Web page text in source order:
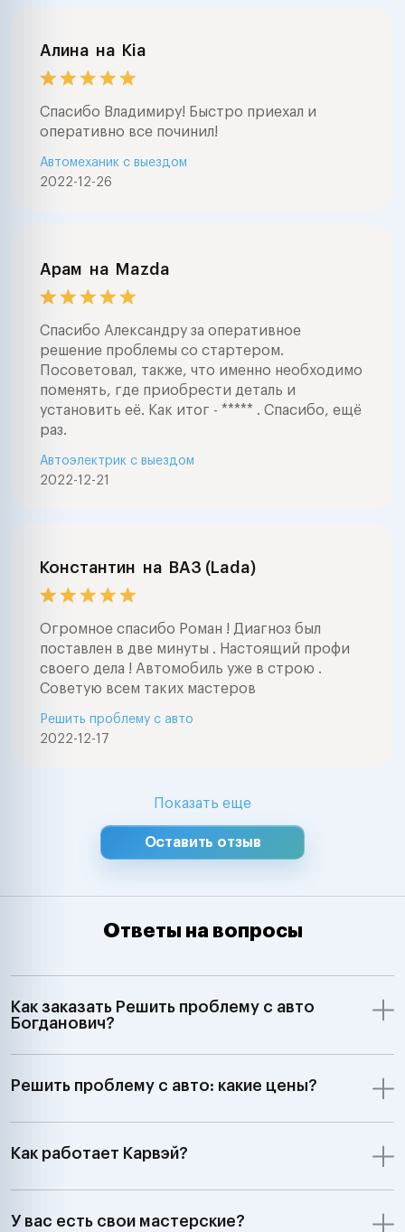
Алина на Kia
Спасибо Владимиру! Быстро приехал и
оперативно все починил!
2022-12-26
Автомеханик с выездом
Арам на Mazda
Спасибо Александру за оперативное
решение проблемы со стартером.
Посоветовал, также, что именно необходимо
поменять, где приобрести деталь и
установить её. Как итог - ***** . Спасибо, ещё
раз.
2022-12-21
Автоэлектрик с выездом
Константин на ВАЗ (Lada)
Огромное спасибо Роман ! Диагноз был
поставлен в две минуты . Настоящий профи
своего дела ! Автомобиль уже в строю .
Советую всем таких мастеров
2022-12-17
Решить проблему с авто
Показать еще
Оставить отзыв
Ответы на вопросы
Как заказать Решить проблему с авто
Богданович?
Решить проблему с авто: какие цены?
Как работает Карвэй?
У вас есть свои мастерские?